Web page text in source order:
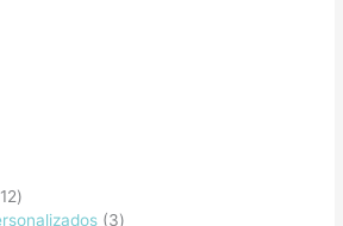
12
3